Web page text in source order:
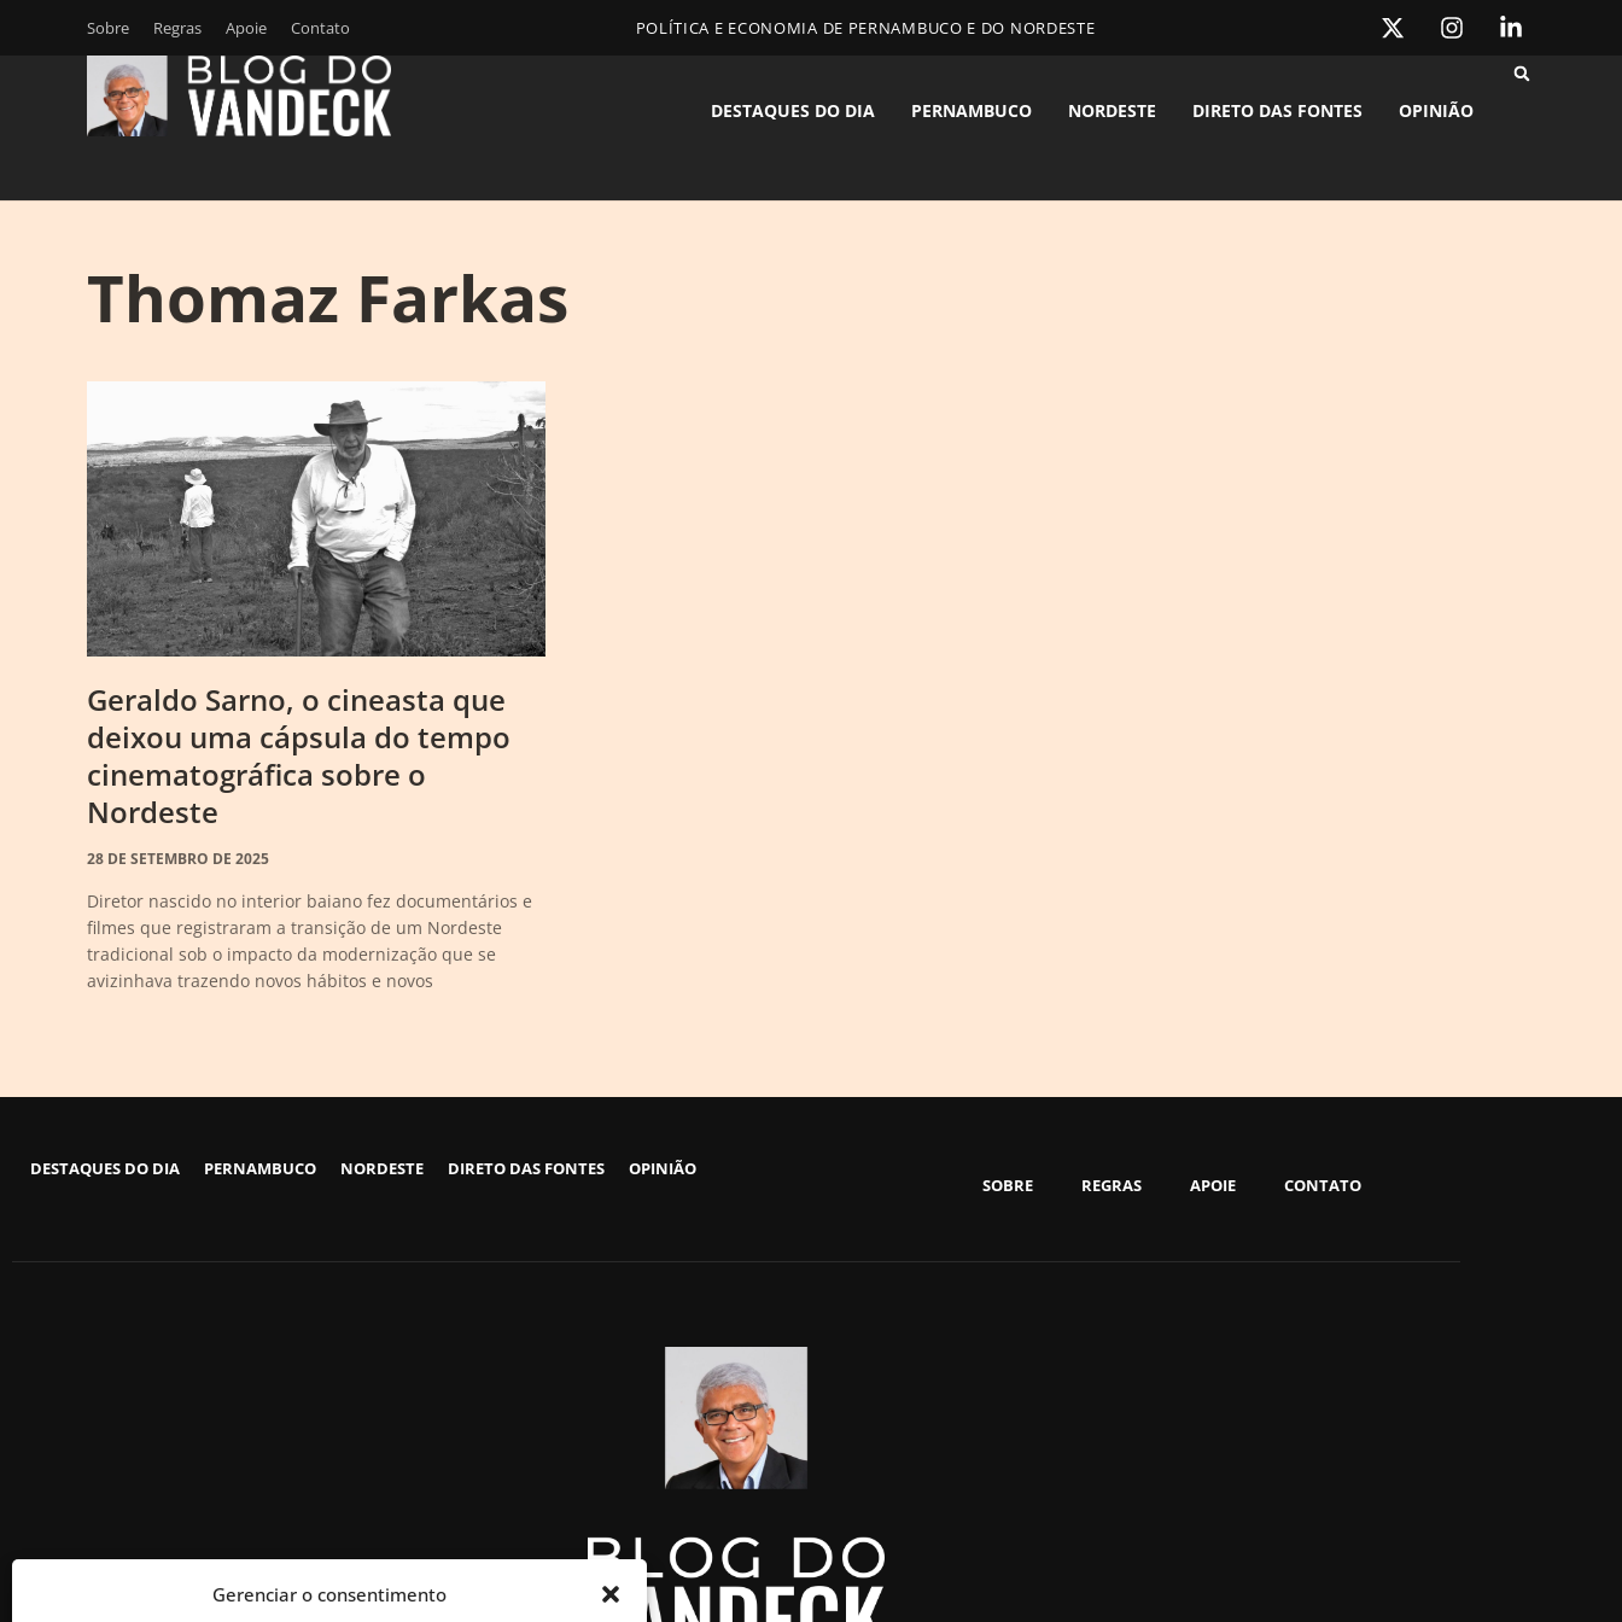
Gerenciar o consentimento
Sobre Regras Apoie Contato POLÍTICA E ECONOMIA DE PERNAMBUCO E DO NORDESTE
DESTAQUES DO DIA PERNAMBUCO NORDESTE DIRETO DAS FONTES OPINIÃO
Thomaz Farkas
Geraldo Sarno, o cineasta que
deixou uma cápsula do tempo
cinematográfica sobre o
Nordeste
28 DE SETEMBRO DE 2025
Diretor nascido no interior baiano fez documentários e
filmes que registraram a transição de um Nordeste
tradicional sob o impacto da modernização que se
avizinhava trazendo novos hábitos e novos
DESTAQUES DO DIA PERNAMBUCO NORDESTE DIRETO DAS FONTES OPINIÃO
SOBRE REGRAS APOIE CONTATO